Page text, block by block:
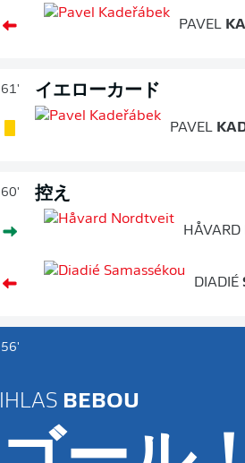
PAVEL
61' イエローカード
PAVEL
60' 控え
HÅVARD
DIADIÉ
56'
IHLAS BEBOU